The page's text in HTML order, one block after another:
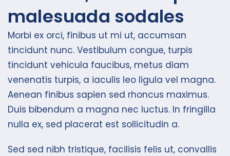
malesuada sodales
Morbi ex orci, finibus ut mi ut, accumsan
tincidunt nunc. Vestibulum congue, turpis
tincidunt vehicula faucibus, metus diam
venenatis turpis, a iaculis leo ligula vel magna.
Aenean finibus sapien sed rhoncus maximus.
Duis bibendum a magna nec luctus. In fringilla
nulla ex, sed placerat est sollicitudin a.
Sed sed nibh tristique, facilisis felis ut, convallis